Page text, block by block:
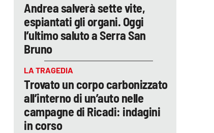
Andrea salverà sette vite,
espiantati gli organi. Oggi
l’ultimo saluto a Serra San
Bruno
LA TRAGEDIA
Trovato un corpo carbonizzato
all’interno di un’auto nelle
campagne di Ricadi: indagini
in corso